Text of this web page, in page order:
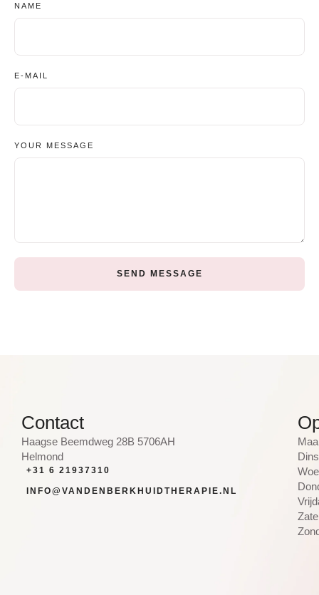
NAME
E-MAIL
YOUR MESSAGE
SEND MESSAGE
Contact
Haagse Beemdweg 28B 5706AH
Helmond
+31 6 21937310
INFO@VANDENBERKHUIDTHERAPIE.NL